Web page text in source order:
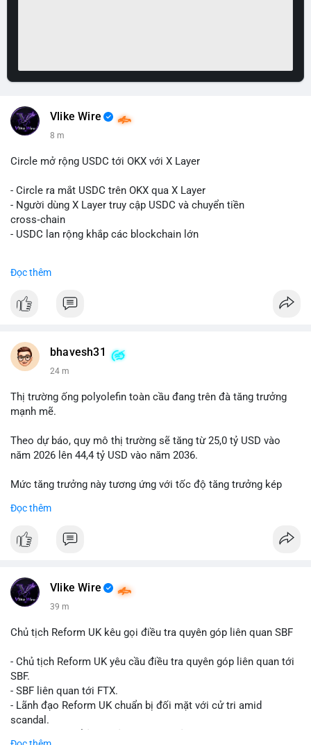
Vlike Wire
8 m
Circle mở rộng USDC tới OKX với X Layer
- Circle ra mắt USDC trên OKX qua X Layer
- Người dùng X Layer truy cập USDC và chuyển tiền
cross‑chain
- USDC lan rộng khắp các blockchain lớn
📰 Nguồn: Cointelegraph
Đọc thêm
bhavesh31
24 m
Thị trường ống polyolefin toàn cầu đang trên đà tăng trưởng
mạnh mẽ.
Theo dự báo, quy mô thị trường sẽ tăng từ 25,0 tỷ USD vào
năm 2026 lên 44,4 tỷ USD vào năm 2036.
Mức tăng trưởng này tương ứng với tốc độ tăng trưởng kép
nhà đầu tư trong ngành vật liệu xây dựng và hạ tầng.
nhựa polyolefin trong tương lai?
Đọc thêm
Vlike Wire
39 m
Chủ tịch Reform UK kêu gọi điều tra quyên góp liên quan SBF
- Chủ tịch Reform UK yêu cầu điều tra quyên góp liên quan tới
SBF.
- SBF liên quan tới FTX.
- Lãnh đạo Reform UK chuẩn bị đối mặt với cử tri amid
scandal.